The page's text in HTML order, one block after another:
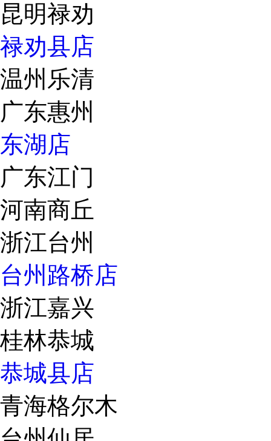
昆明禄劝
禄劝县店
温州乐清
广东惠州
东湖店
广东江门
河南商丘
浙江台州
台州路桥店
浙江嘉兴
桂林恭城
恭城县店
青海格尔木